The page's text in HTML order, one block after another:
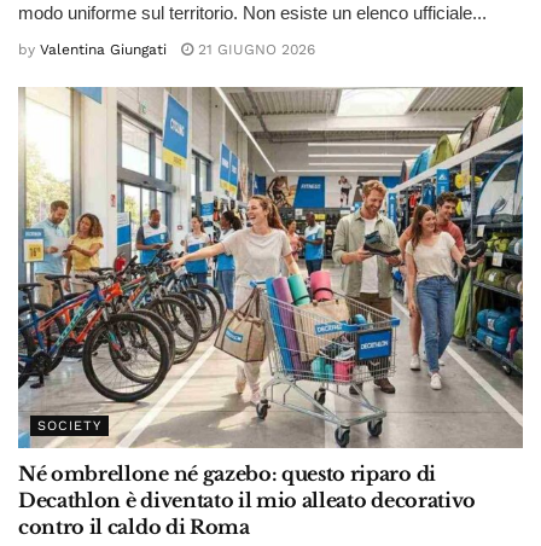
modo uniforme sul territorio. Non esiste un elenco ufficiale...
by Valentina Giungati 21 GIUGNO 2026
SOCIETY
Né ombrellone né gazebo: questo riparo di
Decathlon è diventato il mio alleato decorativo
contro il caldo di Roma